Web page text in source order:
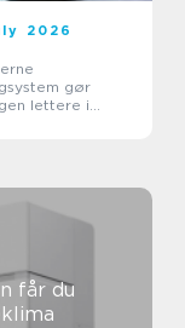
2026
gør
lettere i
får du